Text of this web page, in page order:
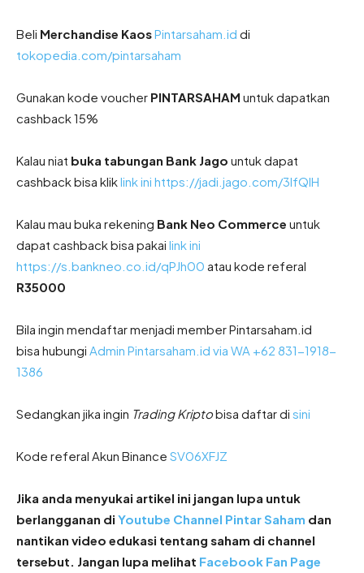
Beli Merchandise KaosPintarsaham.id di
tokopedia.com/pintarsaham
Gunakan kode voucher PINTARSAHAM untuk dapatkan
cashback 15%
Kalau niat buka tabungan Bank Jago untuk dapat
cashback bisa kliklink ini https://jadi.jago.com/3IfQIH
Kalau mau buka rekening Bank Neo Commerce untuk
dapat cashback bisa pakai link ini
https://s.bankneo.co.id/qPJh00 atau kode referal
R35000
Bila ingin mendaftar menjadi member Pintarsaham.id
bisa hubungi Admin Pintarsaham.id via WA +62 831-1918-
1386
Sedangkan jika ingin Trading Kriptobisa daftar di sini
Kode referal Akun Binance SV06XFJZ
Jika anda menyukai artikel ini jangan lupa untuk
berlangganan di Youtube Channel Pintar Saham dan
nantikan video edukasi tentang saham di channel
tersebut. Jangan lupa melihat Facebook Fan Page